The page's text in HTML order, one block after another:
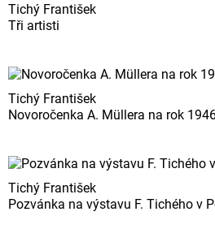
Tichý František
Tři artisti
Tichý František
Novoročenka A. Müllera na rok
Tichý František
Pozvánka na výstavu F. Tichého v